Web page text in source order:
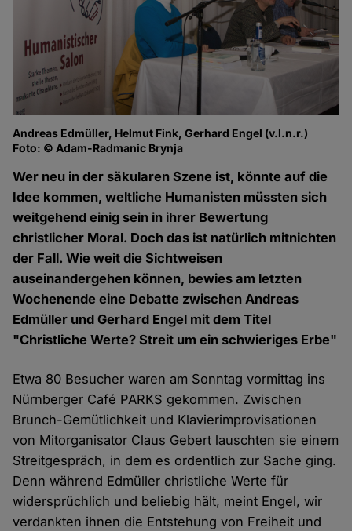
Andreas Edmüller, Helmut Fink, Gerhard Engel (v.l.n.r.)
Foto: © Adam-Radmanic Brynja
Wer neu in der säkularen Szene ist, könnte auf die
Idee kommen, weltliche Humanisten müssten sich
weitgehend einig sein in ihrer Bewertung
christlicher Moral. Doch das ist natürlich mitnichten
der Fall. Wie weit die Sichtweisen
auseinandergehen können, bewies am letzten
Wochenende eine Debatte zwischen Andreas
Edmüller und Gerhard Engel mit dem Titel
"Christliche Werte? Streit um ein schwieriges Erbe"
Etwa 80 Besucher waren am Sonntag vormittag ins
Nürnberger Café PARKS gekommen. Zwischen
Brunch-Gemütlichkeit und Klavierimprovisationen
von Mitorganisator Claus Gebert lauschten sie einem
Streitgespräch, in dem es ordentlich zur Sache ging.
Denn während Edmüller christliche Werte für
widersprüchlich und beliebig hält, meint Engel, wir
verdankten ihnen die Entstehung von Freiheit und